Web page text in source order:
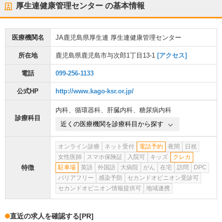
厚生連健康管理センター の基本情報
医療機関名 JA鹿児島県厚生連 厚生連健康管理センター
所在地 鹿児島県鹿児島市与次郎1丁目13-1 [アクセス]
電話 099-256-1133
公式HP http://www.kago-ksr.or.jp/
診療科目
内科、 循環器科、 肝臓内科、 糖尿病内科
近くの医療機関を診療科目から探す
特徴
オンライン診療 ネット受付 電話予約 夜間
日祝
女性医師
スマホ保険証 入院可 キッズ
クレカ
駐車場
英語 外国語 大病院 がん 在宅 訪問
DPC
バリアフリー
感染予防
セカンドオピニオン受診可
セカンドオピニオン情報提供可
地域連携
直近の求人を確認する[PR]